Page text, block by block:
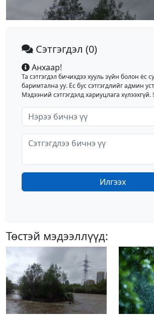
Сэтгэгдэл (0)
Анхаар!
Та сэтгэгдэл бичихдээ хууль зүйн болон ёс
баримтална уу. Ёс бус сэтгэгдлийг админ
Мэдээний сэтгэгдэлд хариуцлага хүлээхгүй.
Илгээх
Төстэй мэдээллүүд: